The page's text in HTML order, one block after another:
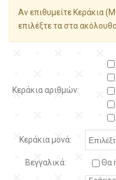
Αν επιθυμείτε Κεράκια
επιλέξτε τα στα
Κεράκια αριθμών:
Κεράκια μονά:
Βεγγαλικά: Θα